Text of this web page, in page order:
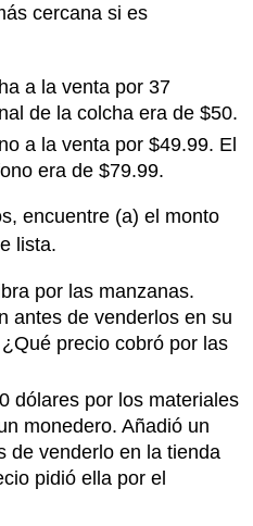
cercana si es
a la venta por 37
de la colcha era de $50.
a la venta por $49.99. El
era de $79.99.
encuentre (a) el monto
lista.
por las manzanas.
antes de venderlos en su
precio cobró por las
dólares por los materiales
monedero. Añadió un
de venderlo en la tienda
pidió ella por el